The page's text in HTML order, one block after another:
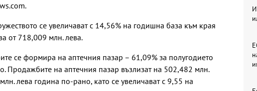
се увеличават с 14,56% на годишна база към края
от 718,009 млн. лева.
се формира на аптечния пазар – 61,09% за полугодието
Продажбите на аптечния пазар възлизат на 502,482 млн.
лева година по-рано, като се увеличават с 9,55 на